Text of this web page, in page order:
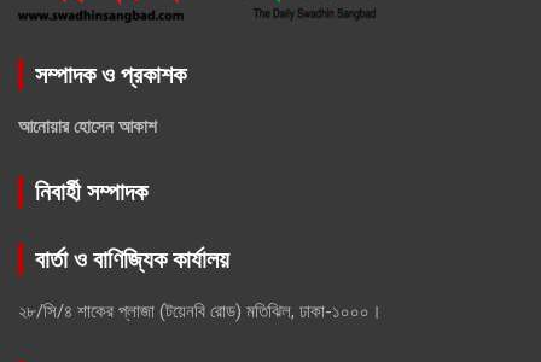
সম্পাদক ও প্রকাশক
আনোয়ার হোসেন আকাশ
নিবার্হী সম্পাদক
বার্তা ও বাণিজ্যিক কার্যালয়
২৮/সি/৪ শাকের প্লাজা (টয়েনবি রোড) মতিঝিল, ঢাকা-১০০০।